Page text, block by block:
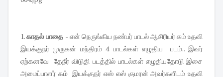
1.காதல் பாதை - என் நெருங்கிய நண்பர் பாடல் ஆசிரியர் கம் உதவி
இயக்குநர் முருகன் மந்திரம் 4 பாடல்கள் எழுதிய படம்.. இவர்
ஏற்கனவே தேநீர் விடுதி படத்தில் பாடல்கள் எழுதியதோடு இசை
அமைப்பாளர் கம் இயக்குநர் எஸ் எஸ் குமரன் அவர்களிடம் உதவி